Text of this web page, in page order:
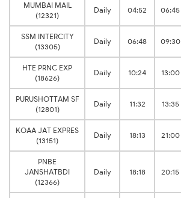
MUMBAI MAIL
(12321)
Daily 04:52 06:45
SSM INTERCITY
(13305)
Daily 06:48 09:30
HTE PRNC EXP
(18626)
Daily 10:24 13:00
PURUSHOTTAM SF
(12801)
Daily 11:32 13:35
KOAA JAT EXPRES
(13151)
Daily 18:13 21:00
PNBE
JANSHATBDI
(12366)
Daily 18:18 20:15